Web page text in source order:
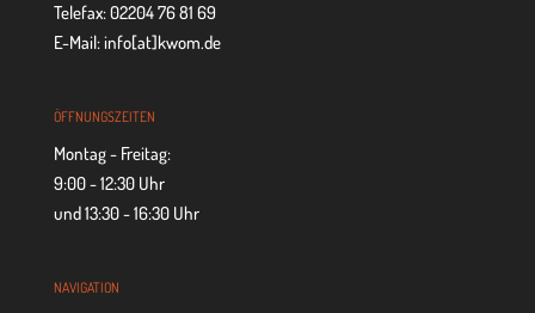
Telefax: 02204 76 81 69
E-Mail: info[at]kwom.de
ÖFF­NUNGS­ZEI­TEN
Montag - Freitag:
9:00 - 12:30 Uhr
und 13:30 - 16:30 Uhr
NAVI­GA­TION